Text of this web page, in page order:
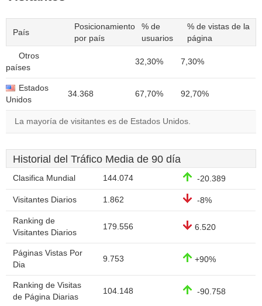
País
Posicionamiento
por país
% de
usuarios
% de vistas de la
página
Otros
países
32,30% 7,30%
Estados
Unidos
34.368 67,70% 92,70%
La mayoría de visitantes es de Estados Unidos.
Historial del Tráfico Media de 90 día
Clasifica Mundial 144.074 -20.389
Visitantes Diarios 1.862 -8%
Ranking de
Visitantes Diarios
179.556 6.520
Páginas Vistas Por
Dia
9.753 +90%
Ranking de Visitas
de Página Diarias
104.148 -90.758